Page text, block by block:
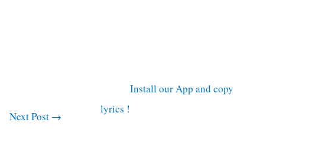
Next Post →
Install our App and copy
lyrics !